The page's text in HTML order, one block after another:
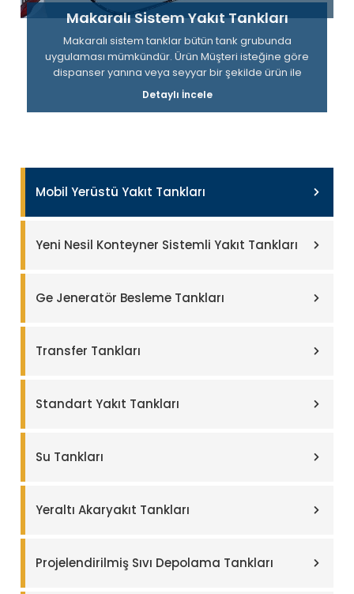
Mobil Yerüstü Yakıt Tankları
Yeni Nesil Konteyner Sistemli Yakıt Tankları
Ge Jeneratör Besleme Tankları
Transfer Tankları
Standart Yakıt Tankları
Su Tankları
Yeraltı Akaryakıt Tankları
Projelendirilmiş Sıvı Depolama Tankları
Makaralı Sistem Yakıt Tankları
Makaralı sistem tanklar bütün tank grubunda
uygulaması mümkündür. Ürün Müşteri isteğine göre
dispanser yanına veya seyyar bir şekilde ürün ile
birlikte montaj edilerek müşteriye teslim edilir.
Detaylı İncele